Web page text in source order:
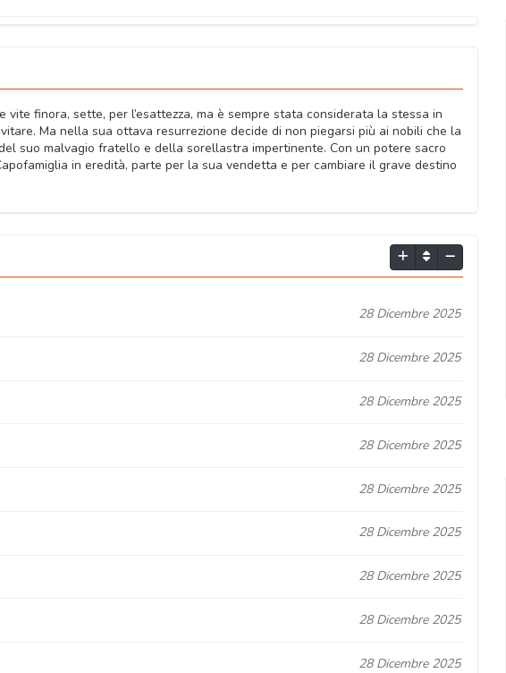
finora, sette, per l’esattezza, ma è sempre stata considerata la stessa in
Ma nella sua ottava resurrezione decide di non piegarsi più ai nobili che la
suo malvagio fratello e della sorellastra impertinente. Con un potere sacro
in eredità, parte per la sua vendetta e per cambiare il grave destino
28 Dicembre 2025
28 Dicembre 2025
28 Dicembre 2025
28 Dicembre 2025
28 Dicembre 2025
28 Dicembre 2025
28 Dicembre 2025
28 Dicembre 2025
28 Dicembre 2025